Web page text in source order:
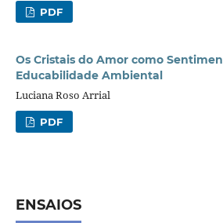
PDF
Os Cristais do Amor como
Educabilidade Ambiental
Luciana Roso Arrial
PDF
ENSAIOS